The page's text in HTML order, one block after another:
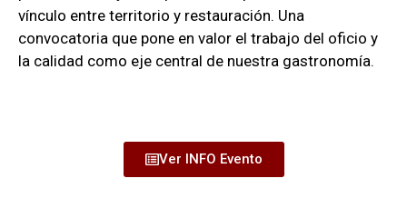
vínculo entre territorio y restauración. Una
convocatoria que pone en valor el trabajo del oficio y
la calidad como eje central de nuestra gastronomía.
Ver INFO Evento